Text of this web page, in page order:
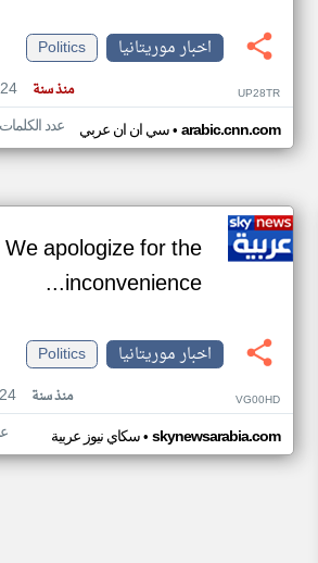
اخبار موريتانيا
Politics
منذ سنة UP28TR
سي ان ان عربي• arabic.cnn.com عدد الكلمات: ١١٤
We apologize for the
inconvenience...
اخبار موريتانيا
Politics
منذ سنة VG00HD
سكاي نيوز عربية• skynewsarabia.com